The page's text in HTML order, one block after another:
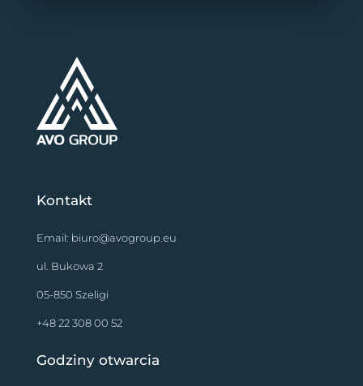
Kontakt
Email: biuro@avogroup.eu
ul. Bukowa 2
05-850 Szeligi
+48 22 308 00 52
Godziny otwarcia